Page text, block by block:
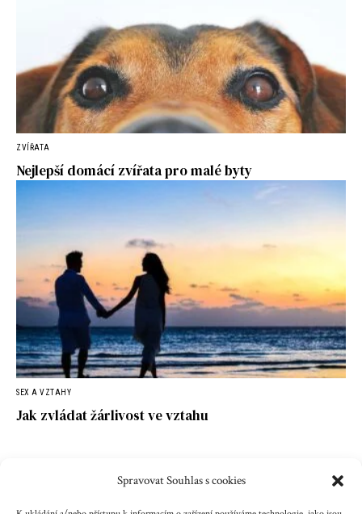
Spravovat Souhlas s cookies
ZVÍŘATA
Nejlepší domácí zvířata pro malé byty
SEX A VZTAHY
Jak zvládat žárlivost ve vztahu
Kontakt Reklama Cookies Ochrana údajů